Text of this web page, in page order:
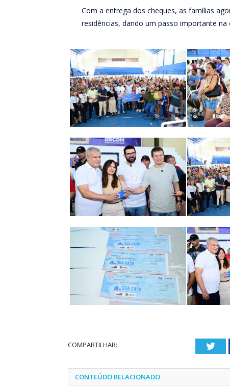
Com a entrega dos cheques, as famílias
residências, dando um passo importante
COMPARTILHAR:
CONTEÚDO RELACIONADO